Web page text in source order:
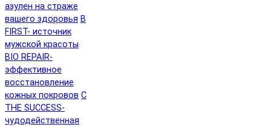
азулен на страже
вашего здоровья B
FIRST- источник
мужской красоты
BIO REPAIR-
эффективное
восстановление
кожных покровов C
THE SUCCESS-
чудодейственная